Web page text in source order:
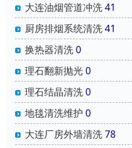
大连油烟管道冲洗41
厨房排烟系统清洗41
换热器清洗0
理石翻新抛光0
理石结晶清洗0
地毯清洗维护 0
大连厂房外墙清洗78